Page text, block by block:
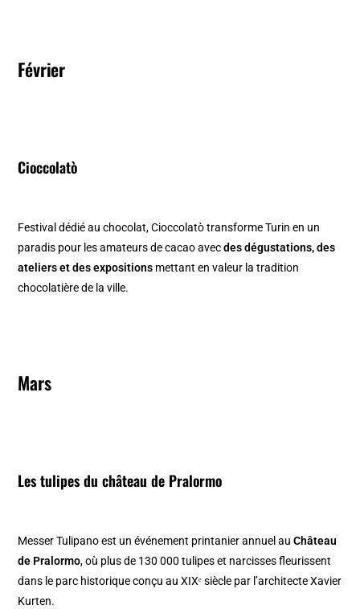
Février
Cioccolatò
Festival dédié au chocolat, Cioccolatò transforme Turin en un
paradis pour les amateurs de cacao avecdes dégustations, des
ateliers et des expositions mettant en valeur la tradition
chocolatière de la ville. ​
Mars
Les tulipes du château de Pralormo
Messer Tulipano est un événement printanier annuel auChâteau
de Pralormo, où plus de 130 000 tulipes et narcisses fleurissent
dans le parc historique conçu au XIXᵉ siècle par l’architecte Xavier
Kurten. ​